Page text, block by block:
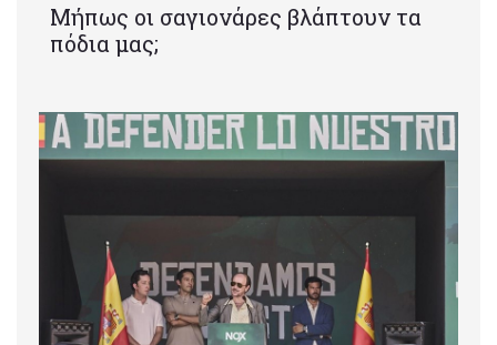
Μήπως οι σαγιονάρες βλάπτουν τα
πόδια μας;